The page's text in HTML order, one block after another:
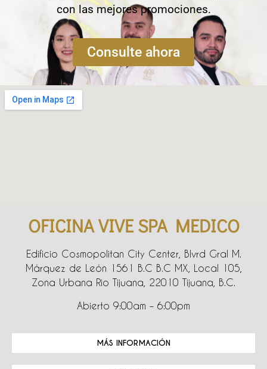
con las mejores promociones.
Consulte ahora
OFICINA VIVE SPA MEDICO
Edificio Cosmopolitan City Center, Blvrd Gral M.
Márquez de León 1561 B.C B.C MX, Local 105,
Zona Urbana Rio Tijuana, 22010 Tijuana, B.C.
Abierto 9:00am – 6:00pm
MÁS INFORMACIÓN